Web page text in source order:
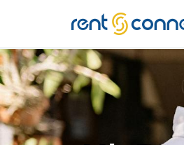
RENT'N
CONNECT